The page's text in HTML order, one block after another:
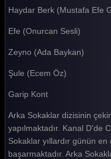
Arka Sokaklar 151.
Arka Sokaklar 150.
Haydar Berk (Mustafa Efe
Efe (Onurcan Sesli)
Zeyno (Ada Baykan)
Şule (Ecem Öz)
Garip Kont
Arka Sokaklar dizisinin
yapılmaktadır. Kanal D'de
Sokaklar yıllardır günün
başarmaktadır. Arka